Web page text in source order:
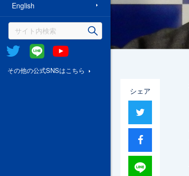
English
Twitter @Line
その他の公式SNSはこちら
シェア